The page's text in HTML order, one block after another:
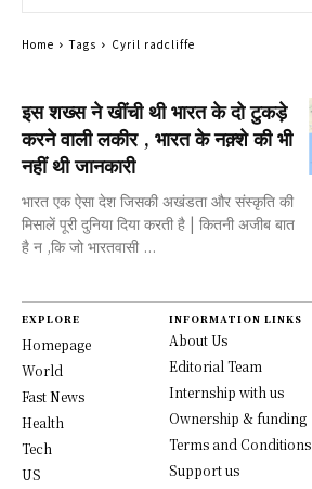
इस शख्स ने खींची थी भारत के दो टुकड़े
करने वाली लकीर , भारत के नक़्शे की भी
नहीं थी जानकारी
भारत एक ऐसा देश जिसकी अखंडता और संस्कृति की
मिसालें पूरी दुनिया दिया करती है | कितनी अजीब बात
है न ,कि जो भारतवासी ...
Home Tags Cyril radcliffe
EXPLORE
Homepage
World
Fast News
Health
Tech
US
INFORMATION LINKS
About Us
Editorial Team
Internship with us
Ownership & funding
Terms and Conditions
Support us